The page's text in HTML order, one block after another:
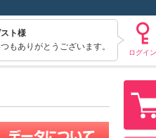
ト様
もありがとうございます。